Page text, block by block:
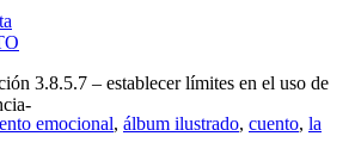
3.8.5.7 – establecer límites en el uso de
emocional, álbum ilustrado, cuento, la